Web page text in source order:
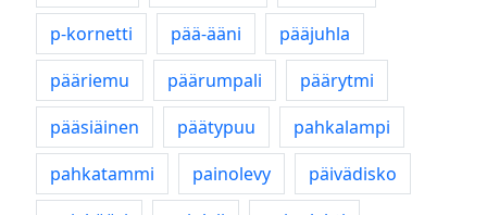
p-kornetti
pää-ääni
pääjuhla
pääriemu
päärumpali
päärytmi
pääsiäinen
päätypuu
pahkalampi
pahkatammi
painolevy
päivädisko